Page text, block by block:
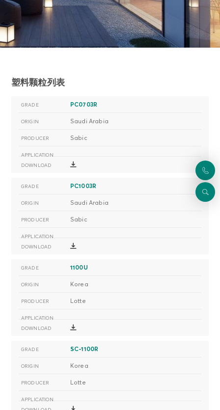
塑料颗粒列表
PC0703R
Saudi Arabia
Sabic
PC1003R
Saudi Arabia
Sabic
1100U
Korea
Lotte
SC-1100R
Korea
Lotte